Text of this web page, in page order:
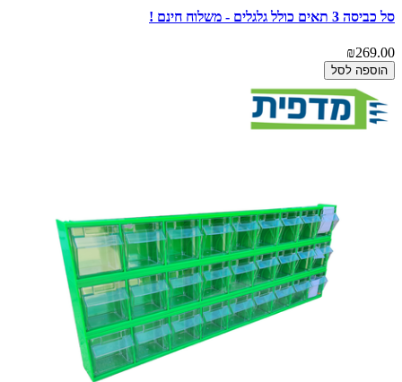
סל כביסה 3 תאים כולל גלגלים - משלוח חינם !
₪269.00
הוספה לסל